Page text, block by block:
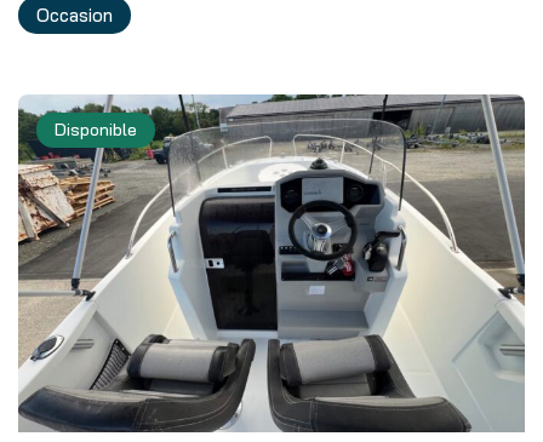
Occasion
Disponible